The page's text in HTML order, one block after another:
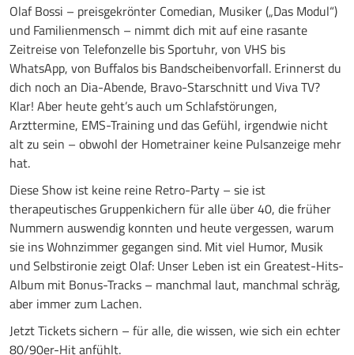
Olaf Bossi – preisgekrönter Comedian, Musiker („Das Modul“)
und Familienmensch – nimmt dich mit auf eine rasante
Zeitreise von Telefonzelle bis Sportuhr, von VHS bis
WhatsApp, von Buffalos bis Bandscheibenvorfall. Erinnerst du
dich noch an Dia-Abende, Bravo-Starschnitt und Viva TV?
Klar! Aber heute geht’s auch um Schlafstörungen,
Arzttermine, EMS-Training und das Gefühl, irgendwie nicht
alt zu sein – obwohl der Hometrainer keine Pulsanzeige mehr
hat.
Diese Show ist keine reine Retro-Party – sie ist
therapeutisches Gruppenkichern für alle über 40, die früher
Nummern auswendig konnten und heute vergessen, warum
sie ins Wohnzimmer gegangen sind. Mit viel Humor, Musik
und Selbstironie zeigt Olaf: Unser Leben ist ein Greatest-Hits-
Album mit Bonus-Tracks – manchmal laut, manchmal schräg,
aber immer zum Lachen.
Jetzt Tickets sichern – für alle, die wissen, wie sich ein echter
80/90er-Hit anfühlt.